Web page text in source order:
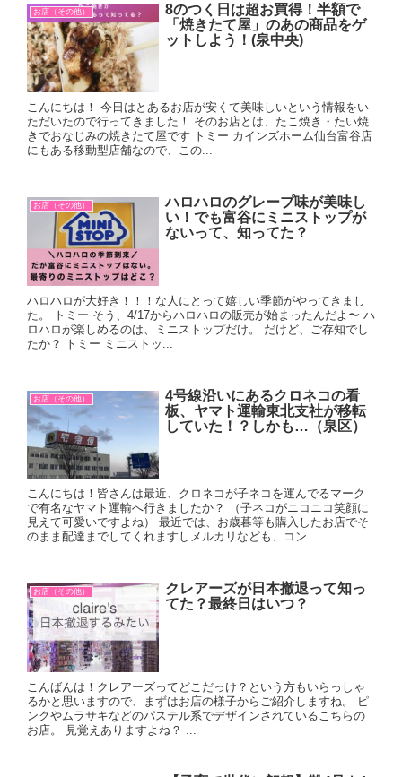
お店（その他）
8のつく日は超お買得！半額で
「焼きたて屋」のあの商品をゲ
ットしよう！(泉中央)
こんにちは！ 今日はとあるお店が安くて美味しいという情報をい
ただいたので行ってきました！ そのお店とは、たこ焼き・たい焼
きでおなじみの焼きたて屋です トミー カインズホーム仙台富谷店
にもある移動型店舗なので、この...
お店（その他）
ハロハロのグレープ味が美味し
い！でも富谷にミニストップが
ないって、知ってた？
ハロハロが大好き！！！な人にとって嬉しい季節がやってきまし
た。 トミー そう、4/17からハロハロの販売が始まったんだよ〜 ハ
ロハロが楽しめるのは、ミニストップだけ。 だけど、ご存知でし
たか？ トミー ミニストッ...
お店（その他）
4号線沿いにあるクロネコの看
板、ヤマト運輸東北支社が移転
していた！？しかも…（泉区）
こんにちは！皆さんは最近、クロネコが子ネコを運んでるマーク
で有名なヤマト運輸へ行きましたか？ （子ネコがニコニコ笑顔に
見えて可愛いですよね） 最近では、お歳暮等も購入したお店でそ
のまま配達までしてくれますしメルカリなども、コン...
お店（その他）
クレアーズが日本撤退って知っ
てた？最終日はいつ？
こんばんは！クレアーズってどこだっけ？という方もいらっしゃ
るかと思いますので、まずはお店の様子からご紹介しますね。 ピ
ンクやムラサキなどのパステル系でデザインされているこちらの
お店。 見覚えありますよね？ ...